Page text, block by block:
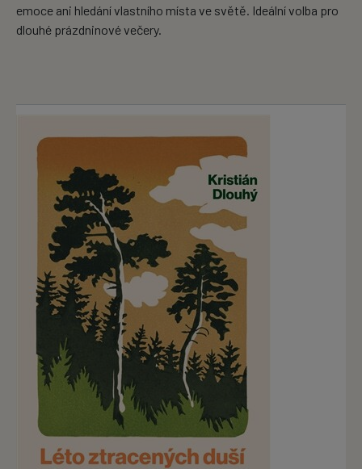
emoce ani hledání vlastního místa ve světě. Ideální volba pro
dlouhé prázdninové večery.